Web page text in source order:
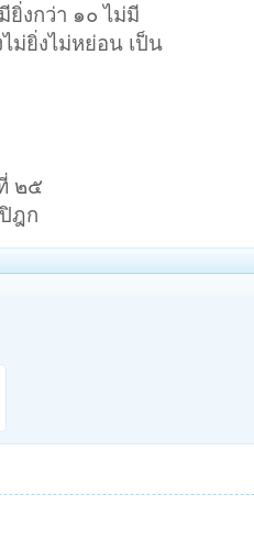
งกว่า ๑๐ ไม่มี
ม่ยิ่งไม่หย่อน เป็น
๒๕
ฎก